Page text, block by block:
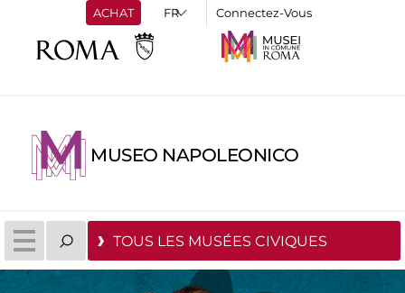
ACHAT Connectez-Vous
MUSEO NAPOLEONICO
TOUS LES MUSÉES CIVIQUES